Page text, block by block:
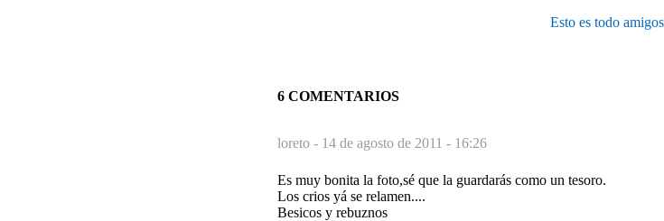
Esto es todo amigos
6 COMENTARIOS
loreto - 14 de agosto de 2011 - 16:26
Es muy bonita la foto,sé que la guardarás como un tesoro.
Los crios yá se relamen....
Besicos y rebuznos